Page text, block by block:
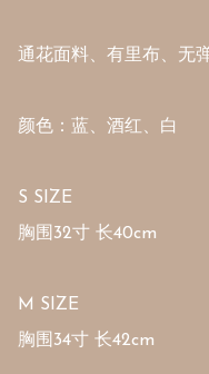
通花面料、有里布、无
颜色：蓝、酒红、白
S SIZE
胸围32寸 长40cm
M SIZE
胸围34寸 长42cm